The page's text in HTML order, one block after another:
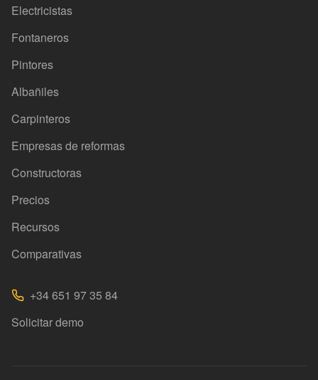
Electricistas
Fontaneros
Pintores
Albañiles
Carpinteros
Empresas de reformas
Constructoras
Precios
Recursos
Comparativas
+34 651 97 35 84
Solicitar demo